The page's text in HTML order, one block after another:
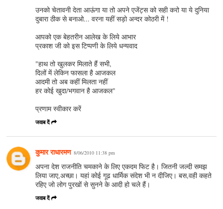
उनको चेतावनी देता आऊंगा या तो अपने एजेंट्स को सही करो या ये दुनिया
दुबारा ठीक से बनाओ... वरना यहीं सड़ो अन्दर कोठरी में !
आपको एक बेहतरीन आलेख के लिये आभार
प्रकाश जी को इस टिप्पणी के लिये धन्यवाद
"हाथ तो खुलकर मिलाते हैं सभी,
दिलों में लेकिन फासला है आजकल
आदमी तो अब कहीं मिलता नहीं
हर कोई खुदा/भगवान है आजकल"
प्रणाम स्वीकार करें
जवाब दें
कुमार राधारमण 8/06/2010 11:38 pm
अपना देश राजनीति चमकाने के लिए एकदम फिट है। जितनी जल्दी समझ
लिया जाए,अच्छा। यहां कोई गूढ धार्मिक संदेश भी न दीजिए। बस,वही कहते
रहिए जो लोग पुरखों से सुनने के आदी हो चले हैं।
जवाब दें